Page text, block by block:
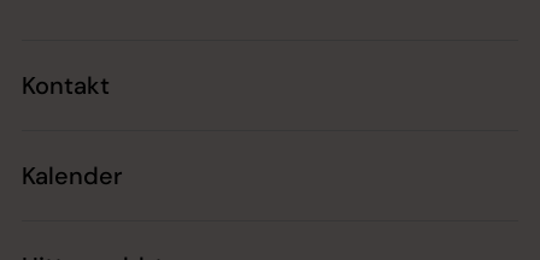
Kontakt
Kalender